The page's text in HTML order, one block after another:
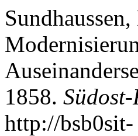
1858.
http://bsb0sit-